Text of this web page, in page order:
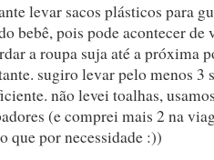
levar sacos plásticos para
bebê, pois pode acontecer de
a roupa suja até a próxima
sugiro levar pelo menos 3
não levei toalhas,
(e comprei mais 2 na
que por necessidade :))